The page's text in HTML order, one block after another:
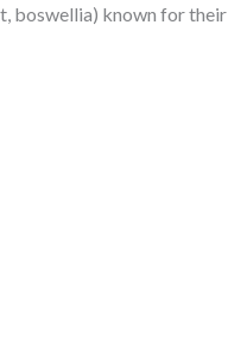
boswellia) known for their